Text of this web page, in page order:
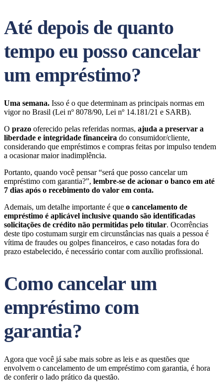
Até depois de quanto
tempo eu posso cancelar
um empréstimo?
Uma semana. Isso é o que determinam as principais normas em
vigor no Brasil (Lei nº 8078/90, Lei nº 14.181/21 e SARB).
O prazo oferecido pelas referidas normas, ajuda a preservar a
liberdade e integridade financeira do consumidor/cliente,
considerando que empréstimos e compras feitas por impulso tendem
a ocasionar maior inadimplência.
Portanto, quando você pensar “será que posso cancelar um
empréstimo com garantia?”, lembre-se de acionar o banco em até
7 dias após o recebimento do valor em conta.
Ademais, um detalhe importante é que o cancelamento de
empréstimo é aplicável inclusive quando são identificadas
solicitações de crédito não permitidas pelo titular. Ocorrências
deste tipo costumam surgir em circunstâncias nas quais a pessoa é
vítima de fraudes ou golpes financeiros, e caso notadas fora do
prazo estabelecido, é necessário contar com auxílio profissional.
Como cancelar um
empréstimo com
garantia?
Agora que você já sabe mais sobre as leis e as questões que
envolvem o cancelamento de um empréstimo com garantia, é hora
de conferir o lado prático da questão.